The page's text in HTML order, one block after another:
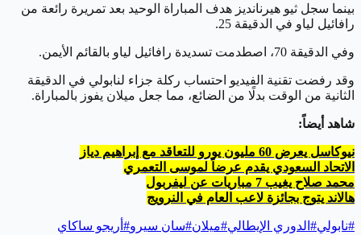
بينما سجل ثيو هيرنانديز هدف المباراة الوحيد بعد تمريرة رائعة من
رافائيل لياو في الدقيقة 25.
وفي الدقيقة 70، اصطدمت تسديدة رافائيل لياو بالقائم الأيمن.
وقد رفضت تقنية الفيديو احتساب ركلة جزاء لنابولي في الدقيقة
الثانية من الوقت بدلًا من الضائع، مما جعل ميلان يفوز بالمباراة.
شاهد أيضاً:
نيوكاسل يعرض 60 مليون يورو للتعاقد مع إبراهيم دياز
الاتحاد السعودي يقدم عرضاً لموسى التعمري
محمد صلاح يغيب 7 مباريات عن ليفربول
هالاند يتوج بجائزة لاعب العام في النرويج
#نابولي# الدوري الإيطالي#ميلان#سان سيرو# أريجو ساكاي